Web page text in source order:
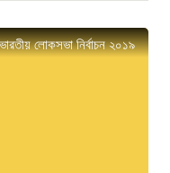
লোকসভা নির্বাচন ২০১৯